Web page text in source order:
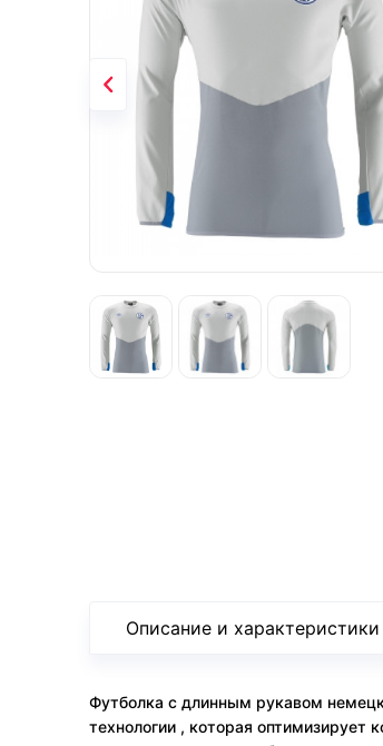
Описание и характеристики
Футболка с длинным рукавом
технологии , которая оптимизирует